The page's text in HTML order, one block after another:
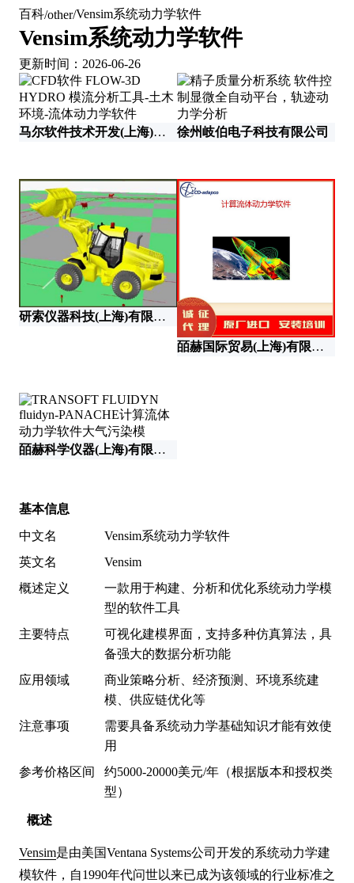
百科/other/Vensim系统动力学软件
Vensim系统动力学软件
更新时间：2026-06-26
马尔软件技术开发(上海)有限公司 徐州岐伯电子科技有限公司
研索仪器科技(上海)有限公司
皕赫国际贸易(上海)有限公司
皕赫科学仪器(上海)有限公司
概述
Vensim是由美国Ventana Systems公司开发的系统动力学建
模软件，自1990年代问世以来已成为该领域的行业标准之
基本信息
中文名
Vensim系统动力学软件
英文名
Vensim
概述定义
一款用于构建、分析和优化系统动力学模
型的软件工具
主要特点
可视化建模界面，支持多种仿真算法，具
备强大的数据分析功能
应用领域
商业策略分析、经济预测、环境系统建
模、供应链优化等
注意事项
需要具备系统动力学基础知识才能有效使
用
参考价格区间
约5000-20000美元/年（根据版本和授权类
型）